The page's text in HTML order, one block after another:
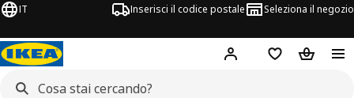
IT Inserisci il codice postale Seleziona il negozio
Hej! AccediLista deiCarrello